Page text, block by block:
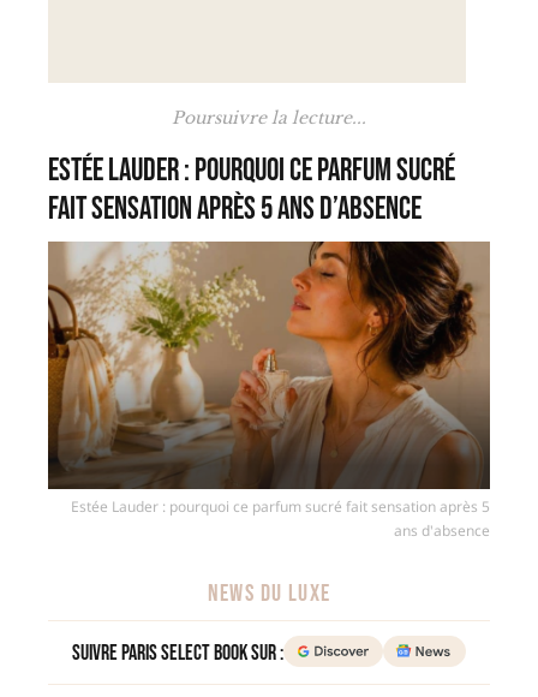
Poursuivre la lecture...
Estée Lauder : pourquoi ce parfum sucré
fait sensation après 5 ans d’absence
Estée Lauder : pourquoi ce parfum sucré fait sensation après 5
ans d'absence
NEWS DU LUXE
Suivre Paris Select Book sur :